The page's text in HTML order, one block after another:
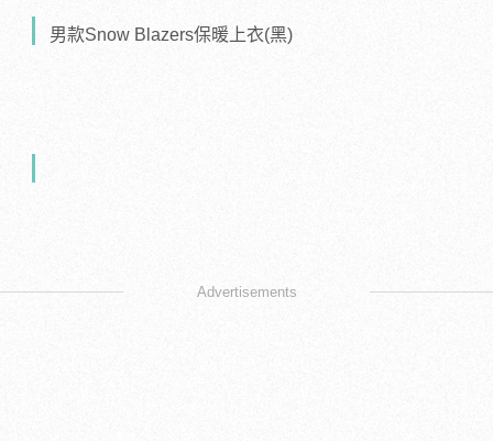
男款Snow Blazers保暖上衣(黑)
Advertisements